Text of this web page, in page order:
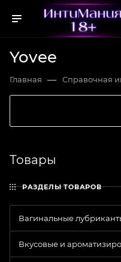
Yovee
Главная — Справочная
Товары
РАЗДЕЛЫ ТОВАРОВ
Вагинальные
Вкусовые и